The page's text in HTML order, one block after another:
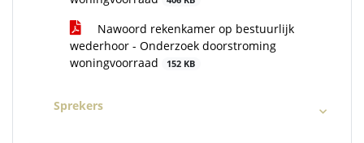
Nawoord rekenkamer op bestuurlijk
wederhoor - Onderzoek doorstroming
woningvoorraad
152 KB
Sprekers